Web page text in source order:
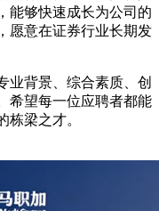
能够快速成长为公司的
愿意在证券行业长期发
业背景、综合素质、创
希望每一位应聘者都能
栋梁之才。